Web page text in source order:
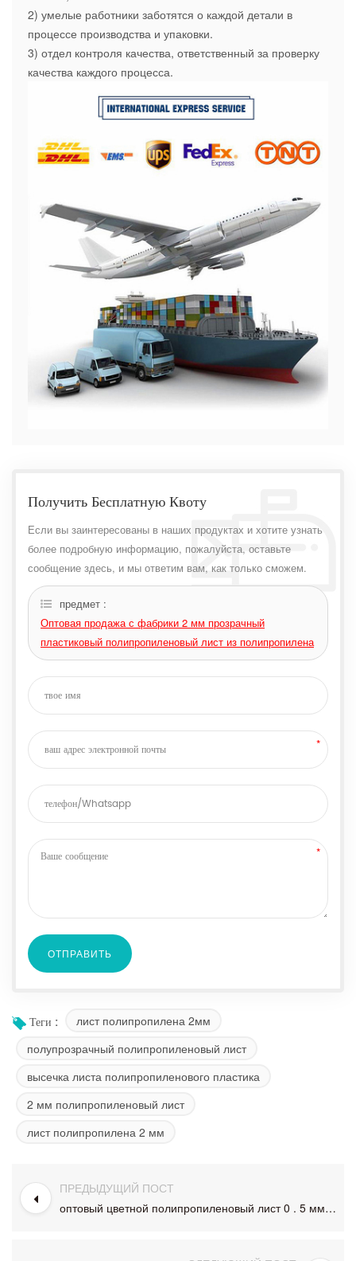
2) умелые работники заботятся о каждой детали в
процессе производства и упаковки.
3) отдел контроля качества, ответственный за проверку
качества каждого процесса.
Получить Бесплатную Квоту
Если вы заинтересованы в наших продуктах и ​​хотите узнать
более подробную информацию, пожалуйста, оставьте
сообщение здесь, и мы ответим вам, как только сможем.
предмет :
Оптовая продажа с фабрики 2 мм прозрачный
пластиковый полипропиленовый лист из полипропилена
Теги :
лист полипропилена 2мм
полупрозрачный полипропиленовый лист
высечка листа полипропиленового пластика
2 мм полипропиленовый лист
лист полипропилена 2 мм
ПРЕДЫДУЩИЙ ПОСТ
оптовый цветной полипропиленовый лист 0 . 5 мм полипропиленовый рулон из полипропилена